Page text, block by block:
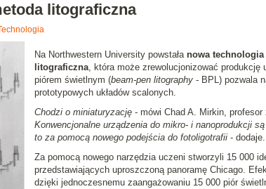
litograficzna
Na Northwestern University powstała nowa technologia
litograficzna, która może zrewolucjonizować produkcję
piórem świetlnym (beam-pen litography- BPL) pozwala
prototypowych układów scalonych.
Chodzi o miniaturyzację- mówi Chad A. Mirkin, profesor
Konwencjonalne urządzenia do mikro- i nanoprodukcji
to za pomocą nowego podejścia do fotoligotrafii- dodaje.
Za pomocą nowego narzędzia uczeni stworzyli 15 000
przedstawiających uproszczoną panoramę Chicago.
dzięki jednoczesnemu zaangażowaniu 15 000 piór